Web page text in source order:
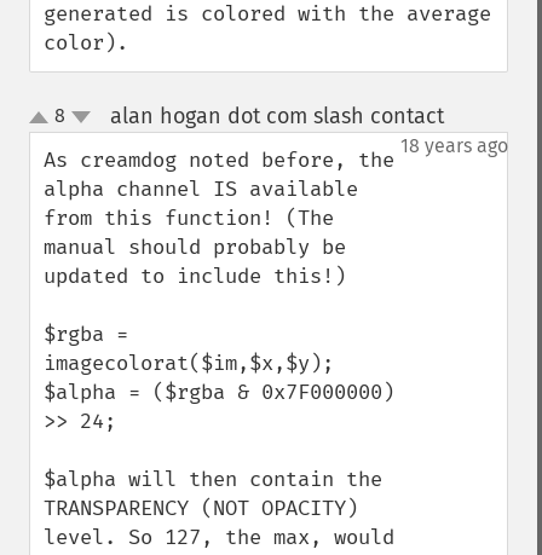
generated is colored with the average
color).
up
down
8 alan hogan dot com slash contact¶
18 years ago
As creamdog noted before, the
alpha channel IS available
from this function! (The
manual should probably be
updated to include this!)
$rgba =
imagecolorat($im,$x,$y);
$alpha = ($rgba & 0x7F000000)
>> 24;
$alpha will then contain the
TRANSPARENCY (NOT OPACITY)
level. So 127, the max, would